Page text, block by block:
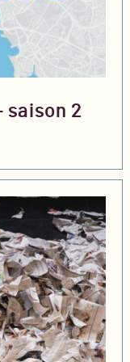
saison 2